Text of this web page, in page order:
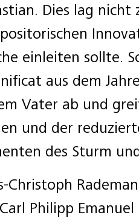
Dies lag nicht
einleiten sollte.
aus dem
Vater ab und
und der
des Sturm
Christoph
Philipp